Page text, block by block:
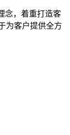
念，着重打造客
为客户提供全方